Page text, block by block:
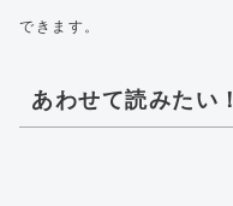
できます。
あわせて読みたい！